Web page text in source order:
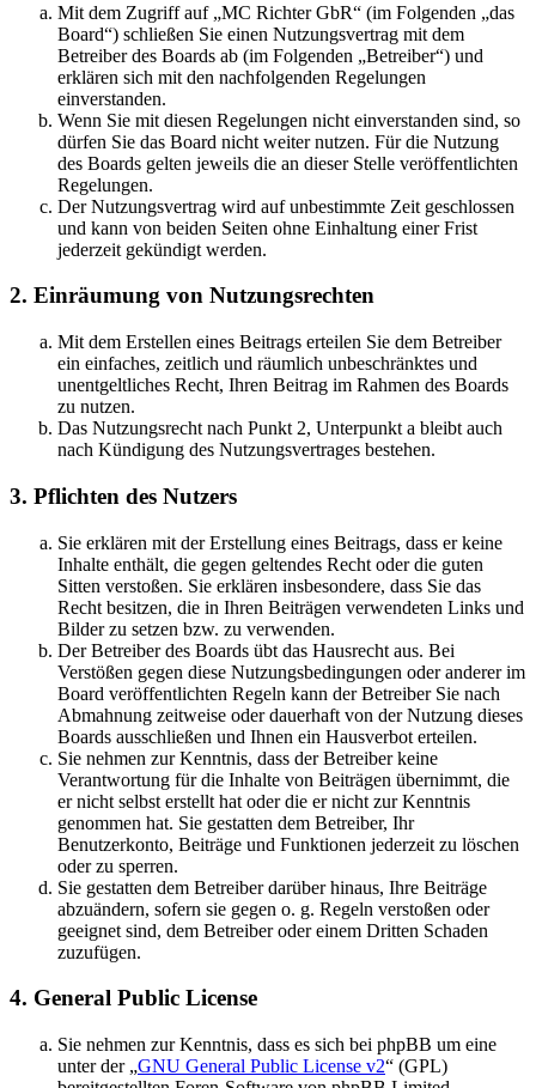
Mit dem Zugriff auf „MC Richter GbR“ (im Folgenden „das
Board“) schließen Sie einen Nutzungsvertrag mit dem
Betreiber des Boards ab (im Folgenden „Betreiber“) und
erklären sich mit den nachfolgenden Regelungen
einverstanden.
Wenn Sie mit diesen Regelungen nicht einverstanden sind, so
dürfen Sie das Board nicht weiter nutzen. Für die Nutzung
des Boards gelten jeweils die an dieser Stelle veröffentlichten
Regelungen.
Der Nutzungsvertrag wird auf unbestimmte Zeit geschlossen
und kann von beiden Seiten ohne Einhaltung einer Frist
jederzeit gekündigt werden.
2. Einräumung von Nutzungsrechten
Mit dem Erstellen eines Beitrags erteilen Sie dem Betreiber
ein einfaches, zeitlich und räumlich unbeschränktes und
unentgeltliches Recht, Ihren Beitrag im Rahmen des Boards
zu nutzen.
Das Nutzungsrecht nach Punkt 2, Unterpunkt a bleibt auch
nach Kündigung des Nutzungsvertrages bestehen.
3. Pflichten des Nutzers
Sie erklären mit der Erstellung eines Beitrags, dass er keine
Inhalte enthält, die gegen geltendes Recht oder die guten
Sitten verstoßen. Sie erklären insbesondere, dass Sie das
Recht besitzen, die in Ihren Beiträgen verwendeten Links und
Bilder zu setzen bzw. zu verwenden.
Der Betreiber des Boards übt das Hausrecht aus. Bei
Verstößen gegen diese Nutzungsbedingungen oder anderer im
Board veröffentlichten Regeln kann der Betreiber Sie nach
Abmahnung zeitweise oder dauerhaft von der Nutzung dieses
Boards ausschließen und Ihnen ein Hausverbot erteilen.
Sie nehmen zur Kenntnis, dass der Betreiber keine
Verantwortung für die Inhalte von Beiträgen übernimmt, die
er nicht selbst erstellt hat oder die er nicht zur Kenntnis
genommen hat. Sie gestatten dem Betreiber, Ihr
Benutzerkonto, Beiträge und Funktionen jederzeit zu löschen
oder zu sperren.
Sie gestatten dem Betreiber darüber hinaus, Ihre Beiträge
abzuändern, sofern sie gegen o. g. Regeln verstoßen oder
geeignet sind, dem Betreiber oder einem Dritten Schaden
zuzufügen.
4. General Public License
Sie nehmen zur Kenntnis, dass es sich bei phpBB um eine
unter der „GNU General Public License v2“ (GPL)